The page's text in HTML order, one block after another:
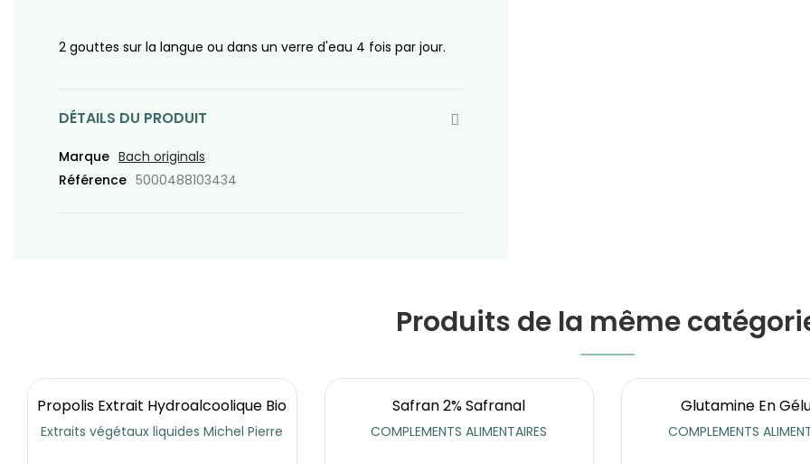
2 gouttes sur la langue ou dans un verre d'eau 4 fois par jour.
DÉTAILS DU PRODUIT
Marque Bach originals
Référence 5000488103434
Produits de la même
Propolis Extrait Hydroalcoolique Bio
Extraits végétaux liquides Michel Pierre
Safran 2% Safranal
COMPLEMENTS ALIMENTAIRES
Glutamine En
COMPLEMENTS